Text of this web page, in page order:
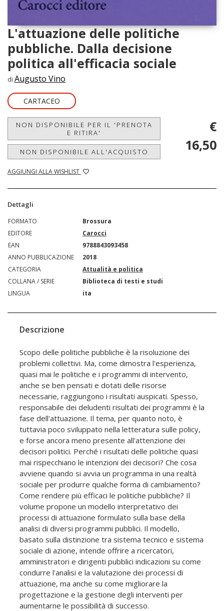
L'attuazione delle politiche
pubbliche. Dalla decisione
politica all'efficacia sociale
di Augusto Vino
CARTACEO
NON DISPONIBILE PER IL 'PRENOTA
E RITIRA'
NON DISPONIBILE ALL'ACQUISTO
AGGIUNGI ALLA WISHLIST
€
16,50
Dettagli
FORMATO
Brossura
EDITORE
Carocci
EAN
9788843093458
ANNO PUBBLICAZIONE
2018
CATEGORIA
Attualità e politica
COLLANA / SERIE
Biblioteca di testi e studi
LINGUA
ita
Descrizione
Scopo delle politiche pubbliche è la risoluzione dei
problemi collettivi. Ma, come dimostra l'esperienza,
quasi mai le politiche e i programmi di intervento,
anche se ben pensati e dotati delle risorse
necessarie, raggiungono i risultati auspicati. Spesso,
responsabile dei deludenti risultati dei programmi è la
fase dell'attuazione. Il tema, per quanto noto, è
tuttavia poco sviluppato nella letteratura sulle policy,
e forse ancora meno presente all'attenzione dei
decisori politici. Perché i risultati delle politiche quasi
mai rispecchiano le intenzioni dei decisori? Che cosa
avviene quando si avvia un programma in una realtà
sociale per produrre qualche forma di cambiamento?
Come rendere più efficaci le politiche pubbliche? Il
volume propone un modello interpretativo dei
processi di attuazione formulato sulla base della
analisi di diversi programmi pubblici. Il modello,
basato sulla distinzione tra sistema tecnico e sistema
sociale di azione, intende offrire a ricercatori,
amministratori e dirigenti pubblici indicazioni su come
condurre l'analisi e la valutazione dei processi di
attuazione, ma anche su come migliorare la
progettazione e la gestione degli interventi per
aumentarne le possibilità di successo.